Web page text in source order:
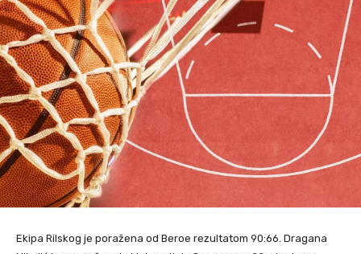
Ekipa Rilskog je poražena od Beroe rezultatom 90:66. Dragana